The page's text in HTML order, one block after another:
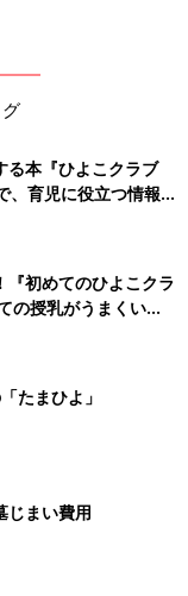
る本『ひよこクラブ
育児に役立つ情報が
『初めてのひよこクラ
の授乳がうまくい
のトラブル 解決テ
たまひよ」
じまい費用